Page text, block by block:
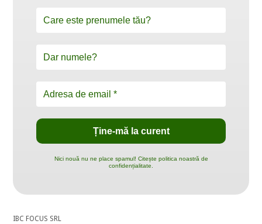
Nici nouă nu ne place spamul! Citește politica noastră de
confidențialitate.
IBC FOCUS SRL